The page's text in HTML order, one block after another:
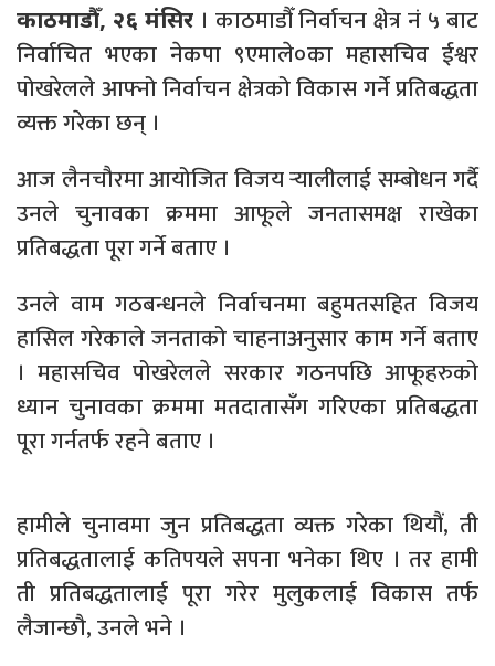
काठमाडौँ, २६ मंसिर। काठमाडौँ निर्वाचन क्षेत्र नं ५ बाट
निर्वाचित भएका नेकपा ९एमाले०का महासचिव ईश्वर
पोखरेलले आफ्नो निर्वाचन क्षेत्रको विकास गर्ने प्रतिबद्धता
व्यक्त गरेका छन् ।
आज लैनचौरमा आयोजित विजय र्‍यालीलाई सम्बोधन गर्दै
उनले चुनावका क्रममा आफूले जनतासमक्ष राखेका
प्रतिबद्धता पूरा गर्ने बताए ।
उनले वाम गठबन्धनले निर्वाचनमा बहुमतसहित विजय
हासिल गरेकाले जनताको चाहनाअनुसार काम गर्ने बताए
। महासचिव पोखरेलले सरकार गठनपछि आफूहरुको
ध्यान चुनावका क्रममा मतदातासँग गरिएका प्रतिबद्धता
पूरा गर्नतर्फ रहने बताए ।
हामीले चुनावमा जुन प्रतिबद्धता व्यक्त गरेका थियौं, ती
प्रतिबद्धतालाई कतिपयले सपना भनेका थिए । तर हामी
ती प्रतिबद्धतालाई पूरा गरेर मुलुकलाई विकास तर्फ
लैजान्छौ, उनले भने ।